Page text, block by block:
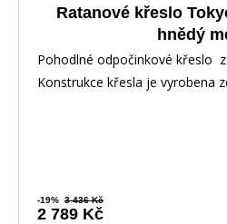
Ratanové křeslo
hnědý
Pohodlné odpočinkové křeslo
Konstrukce křesla je vyrobena
-19% 3 436 Kč
2 789 Kč